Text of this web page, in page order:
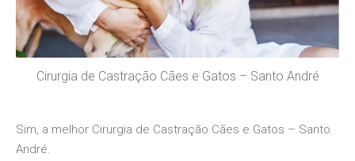
Cirurgia de Castração Cães e Gatos – Santo André
Sim, a melhor Cirurgia de Castração Cães e Gatos – Santo
André.